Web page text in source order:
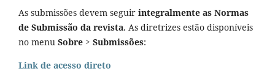
As submissões devem seguir integralmente as Normas
de Submissão da revista. As diretrizes estão disponíveis
no menu Sobre > Submissões:
Link de acesso direto